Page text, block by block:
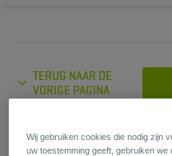
TERUG NAAR DE
VORIGE PAGINA
Wij gebruiken cookies die nodig zijn
uw toestemming geeft, gebruiken